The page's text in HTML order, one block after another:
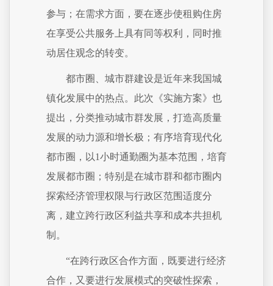
参与；在需求方面，要在逐步使租购住房
在享受公共服务上具有同等权利，同时推
动居住观念的转变。
都市圈、城市群建设是近年来我国城
镇化发展中的热点。此次《实施方案》也
提出，分类推动城市群发展，打造高质量
发展的动力源和增长极；有序培育现代化
都市圈，以1小时通勤圈为基本范围，培育
发展都市圈；特别是在城市群和都市圈内
探索经济管理权限与行政区范围适度分
离，建立跨行政区利益共享和成本共担机
制。
“在跨行政区合作方面，既要进行经济
合作，又要进行发展模式的突破性探索，